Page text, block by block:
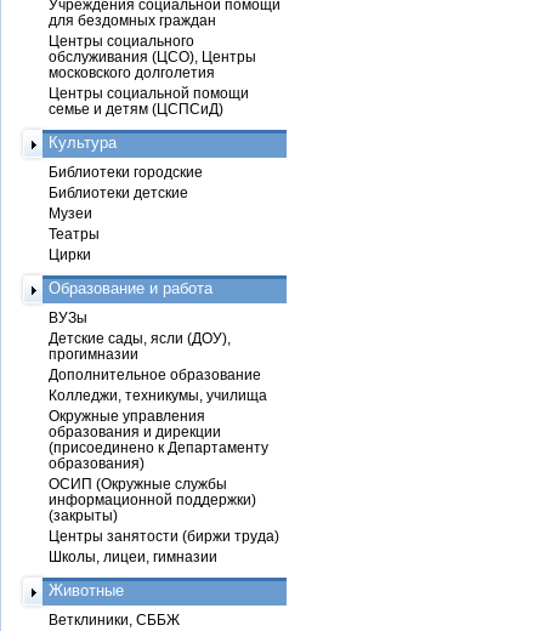
Учреждения социальной помощи
для бездомных граждан
Центры социального
обслуживания (ЦСО), Центры
московского долголетия
Центры социальной помощи
семье и детям (ЦСПСиД)
Культура
Библиотеки городские
Библиотеки детские
Музеи
Театры
Цирки
Образование и работа
ВУЗы
Детские сады, ясли (ДОУ),
прогимназии
Дополнительное образование
Колледжи, техникумы, училища
Окружные управления
образования и дирекции
(присоединено к Департаменту
образования)
ОСИП (Окружные службы
информационной поддержки)
(закрыты)
Центры занятости (биржи труда)
Школы, лицеи, гимназии
Животные
Ветклиники, СББЖ